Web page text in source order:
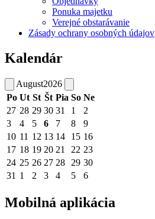
Ponuka majetku
Verejné obstarávanie
Zásady ochrany osobných údajov
Kalendár
August2026
Po Ut St Št Pia So Ne
27 28 29 30 31 1
2
3
4 5 6 7 8
9
10 11 12 13 14 15 16
17 18 19 20 21 22 23
24 25 26 27 28 29 30
31 1 2 3 4 5 6
Mobilná aplikácia